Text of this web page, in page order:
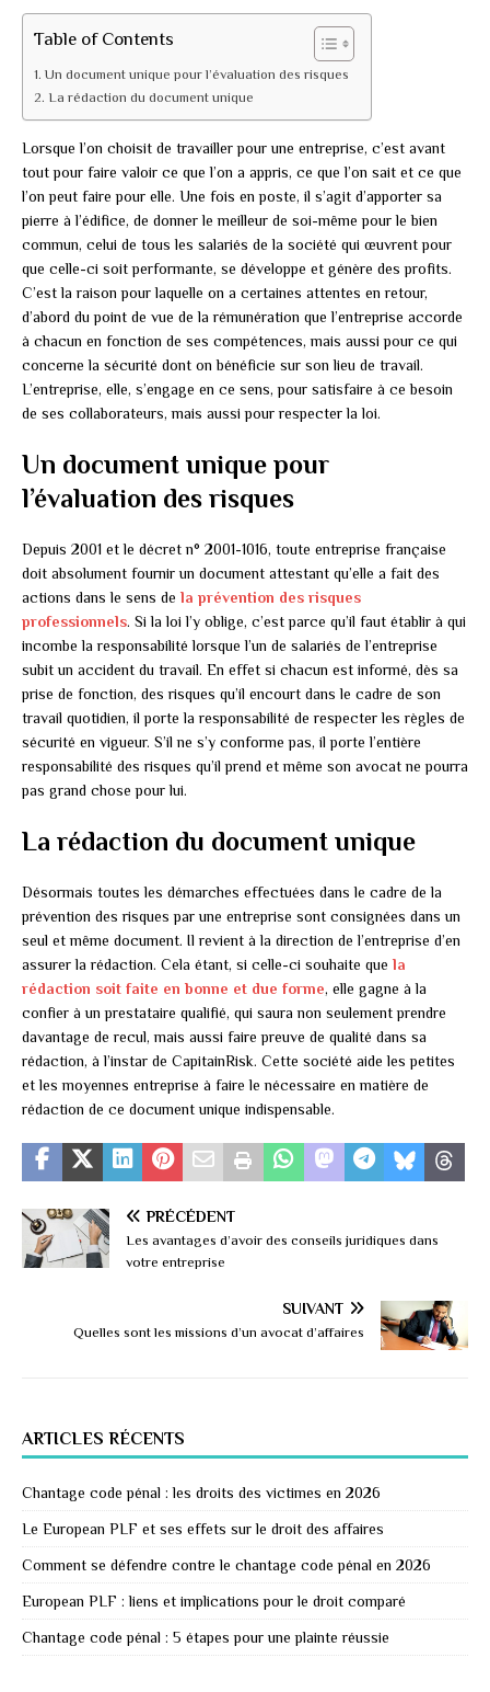
Table of Contents
Un document unique pour l’évaluation des risques
La rédaction du document unique
Lorsque l’on choisit de travailler pour une entreprise, c’est avant
tout pour faire valoir ce que l’on a appris, ce que l’on sait et ce que
l’on peut faire pour elle. Une fois en poste, il s’agit d’apporter sa
pierre à l’édifice, de donner le meilleur de soi-même pour le bien
commun, celui de tous les salariés de la société qui œuvrent pour
que celle-ci soit performante, se développe et génère des profits.
C’est la raison pour laquelle on a certaines attentes en retour,
d’abord du point de vue de la rémunération que l’entreprise accorde
à chacun en fonction de ses compétences, mais aussi pour ce qui
concerne la sécurité dont on bénéficie sur son lieu de travail.
L’entreprise, elle, s’engage en ce sens, pour satisfaire à ce besoin
de ses collaborateurs, mais aussi pour respecter la loi.
Un document unique pour
l’évaluation des risques
Depuis 2001 et le décret n° 2001-1016, toute entreprise française
doit absolument fournir un document attestant qu’elle a fait des
actions dans le sens de la prévention des risques
professionnels. Si la loi l’y oblige, c’est parce qu’il faut établir à qui
incombe la responsabilité lorsque l’un de salariés de l’entreprise
subit un accident du travail. En effet si chacun est informé, dès sa
prise de fonction, des risques qu’il encourt dans le cadre de son
travail quotidien, il porte la responsabilité de respecter les règles de
sécurité en vigueur. S’il ne s’y conforme pas, il porte l’entière
responsabilité des risques qu’il prend et même son avocat ne pourra
pas grand chose pour lui.
La rédaction du document unique
Désormais toutes les démarches effectuées dans le cadre de la
prévention des risques par une entreprise sont consignées dans un
seul et même document. Il revient à la direction de l’entreprise d’en
assurer la rédaction. Cela étant, si celle-ci souhaite que la
rédaction soit faite en bonne et due forme, elle gagne à la
confier à un prestataire qualifié, qui saura non seulement prendre
davantage de recul, mais aussi faire preuve de qualité dans sa
rédaction, à l’instar de CapitainRisk. Cette société aide les petites
et les moyennes entreprise à faire le nécessaire en matière de
rédaction de ce document unique indispensable.
PRÉCÉDENT
Les avantages d’avoir des conseils juridiques dans
votre entreprise
SUIVANT
Quelles sont les missions d’un avocat d’affaires
ARTICLES RÉCENTS
Chantage code pénal : les droits des victimes en 2026
Le European PLF et ses effets sur le droit des affaires
Comment se défendre contre le chantage code pénal en 2026
European PLF : liens et implications pour le droit comparé
Chantage code pénal : 5 étapes pour une plainte réussie